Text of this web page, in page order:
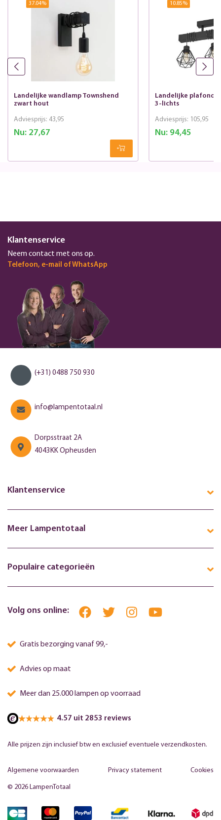
37.04%
Landelijke wandlamp Townshend
zwart hout
Nu:27,67
Adviesprijs: 43,95
10.85%
Landelijke
3-lichts
Nu:94,45
Adviesprijs: 105,95
Klantenservice
Neem contact met ons op.
Telefoon, e-mail of WhatsApp
(+31) 0488 750 930
info@lampentotaal.nl
Dorpsstraat 2A
4043KK Opheusden
Klantenservice
Meer Lampentotaal
Populaire categorieën
Volg ons online:
Gratis bezorging vanaf 99,-
Advies op maat
Meer dan 25.000 lampen op voorraad
4.57 uit 2853 reviews
Alle prijzen zijn inclusief btw en exclusief eventuele verzendkosten.
© 2026 LampenTotaal
Algemene voorwaarden Privacy statement Cookies